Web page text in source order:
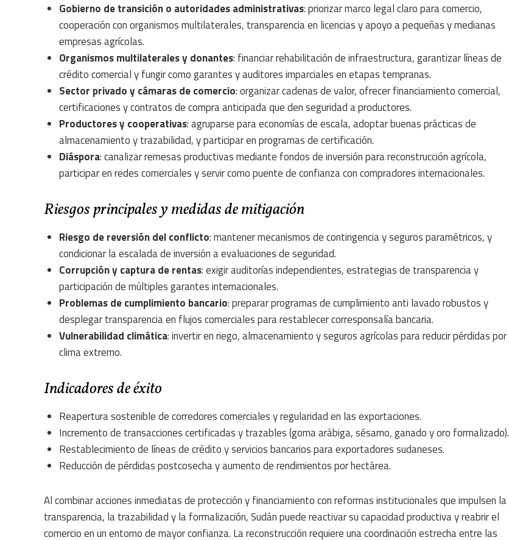
Gobierno de transición o autoridades administrativas: priorizar marco legal claro para comercio,
cooperación con organismos multilaterales, transparencia en licencias y apoyo a pequeñas y medianas
empresas agrícolas.
Organismos multilaterales y donantes: financiar rehabilitación de infraestructura, garantizar líneas de
crédito comercial y fungir como garantes y auditores imparciales en etapas tempranas.
Sector privado y cámaras de comercio: organizar cadenas de valor, ofrecer financiamiento comercial,
certificaciones y contratos de compra anticipada que den seguridad a productores.
Productores y cooperativas: agruparse para economías de escala, adoptar buenas prácticas de
almacenamiento y trazabilidad, y participar en programas de certificación.
Diáspora: canalizar remesas productivas mediante fondos de inversión para reconstrucción agrícola,
participar en redes comerciales y servir como puente de confianza con compradores internacionales.
Riesgos principales y medidas de mitigación
Riesgo de reversión del conflicto: mantener mecanismos de contingencia y seguros paramétricos, y
condicionar la escalada de inversión a evaluaciones de seguridad.
Corrupción y captura de rentas: exigir auditorías independientes, estrategias de transparencia y
participación de múltiples garantes internacionales.
Problemas de cumplimiento bancario: preparar programas de cumplimiento anti lavado robustos y
desplegar transparencia en flujos comerciales para restablecer corresponsalía bancaria.
Vulnerabilidad climática: invertir en riego, almacenamiento y seguros agrícolas para reducir pérdidas por
clima extremo.
Indicadores de éxito
Reapertura sostenible de corredores comerciales y regularidad en las exportaciones.
Incremento de transacciones certificadas y trazables (goma arábiga, sésamo, ganado y oro formalizado).
Restablecimiento de líneas de crédito y servicios bancarios para exportadores sudaneses.
Reducción de pérdidas postcosecha y aumento de rendimientos por hectárea.
Al combinar acciones inmediatas de protección y financiamiento con reformas institucionales que impulsen la
transparencia, la trazabilidad y la formalización, Sudán puede reactivar su capacidad productiva y reabrir el
comercio en un entorno de mayor confianza. La reconstrucción requiere una coordinación estrecha entre las